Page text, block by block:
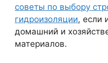
советы по выбору
гидроизоляции, если
домашний и
материалов.